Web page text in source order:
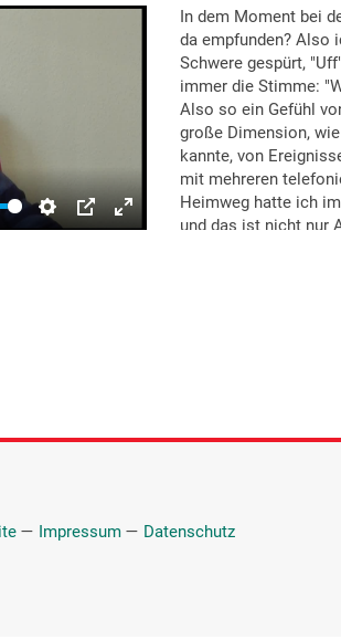
In dem Moment bei
da empfunden? Also
Schwere gespürt,
immer die Stimme:
Also so ein Gefühl
große Dimension,
kannte, von
mit mehreren
Heimweg hatte ich
und das ist nicht nur
Und ich saß bei
eher so bei mir,
— Impressum — Datenschutz